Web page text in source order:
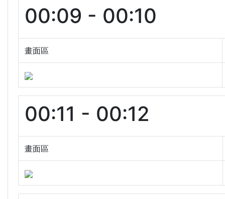
00:09 - 00:10
畫面區
00:11 - 00:12
畫面區